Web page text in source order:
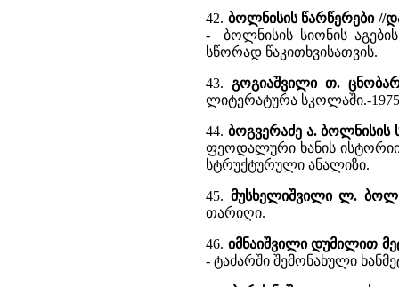
42. ბოლნისის წარწერები //
- ბოლნისის სიონის
სწორად წაკითხვისათვის.
43. გოგიაშვილი თ.
ლიტერატურა სკოლაში.-
44. ბოგვერაძე ა. ბოლნისის
ფეოდალური ხანის
სტრუქტურული ანალიზი.
45. მუსხელიშვილი ლ.
თარიღი.
46. იმნაიშვილი დუმილით
- ტაძარში შემონახული